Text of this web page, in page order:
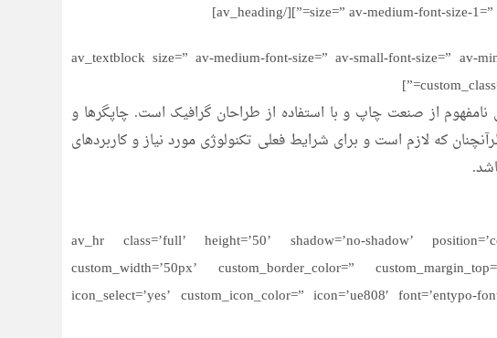
size=” av-medium-font-size-1=” av-
[av_textblock size=” av-medium-font-size=” av-small-font-size=” av-
از صنعت چاپ و با استفاده از طراحان گرافیک است. چاپگرها و
که لازم است و برای شرایط فعلی تکنولوژی مورد نیاز و کاربردهای
[av_hr class=’full’ height=’50’ shadow=’no-shadow’
custom_width=’50px’ custom_border_color=”
icon_select=’yes’ custom_icon_color=” icon=’ue808′ font=’entypo-